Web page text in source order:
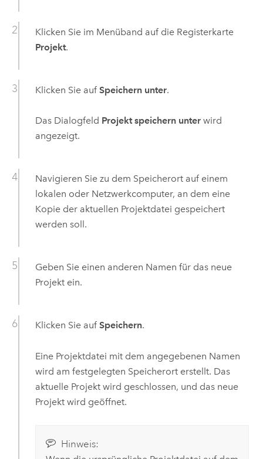
Klicken Sie im Menüband auf die Registerkarte
Projekt.
Klicken Sie auf Speichern unter.
Das Dialogfeld Projekt speichern unterwird
angezeigt.
Navigieren Sie zu dem Speicherort auf einem
lokalen oder Netzwerkcomputer, an dem eine
Kopie der aktuellen Projektdatei gespeichert
werden soll.
Geben Sie einen anderen Namen für das neue
Projekt ein.
Klicken Sie auf Speichern.
Eine Projektdatei mit dem angegebenen Namen
wird am festgelegten Speicherort erstellt. Das
aktuelle Projekt wird geschlossen, und das neue
Projekt wird geöffnet.
Hinweis: